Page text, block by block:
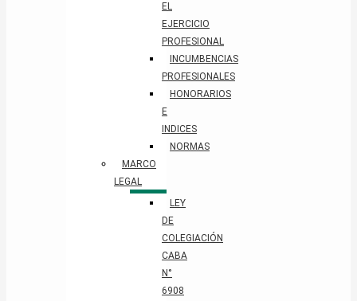
EL
EJERCICIO
PROFESIONAL
INCUMBENCIAS
PROFESIONALES
HONORARIOS
E
INDICES
NORMAS
MARCO
LEGAL
LEY
DE
COLEGIACIÓN
CABA
N°
6908